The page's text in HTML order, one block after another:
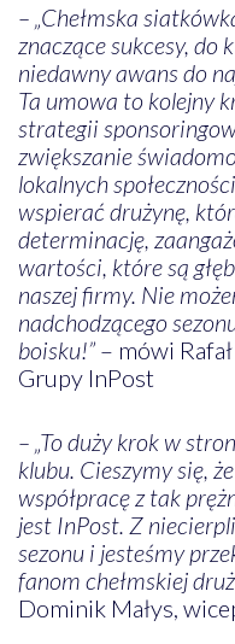
– „Chełmska
znaczące sukcesy, do
niedawny awans do
Ta umowa to kolejny
strategii
zwiększanie
lokalnych
wspierać drużynę,
determinację,
wartości, które są
naszej firmy. Nie
nadchodzącego
boisku!”– mówi
Grupy InPost
– „To duży krok w
klubu. Cieszymy się,
współpracę z tak
jest InPost. Z
sezonu i jesteśmy
fanom chełmskiej
Dominik Małys,